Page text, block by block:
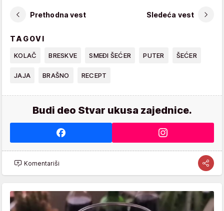
Prethodna vest Sledeća vest
TAGOVI
KOLAČ BRESKVE SMEĐI ŠEĆER PUTER ŠEĆER
JAJA BRAŠNO RECEPT
Budi deo Stvar ukusa zajednice.
Komentariši